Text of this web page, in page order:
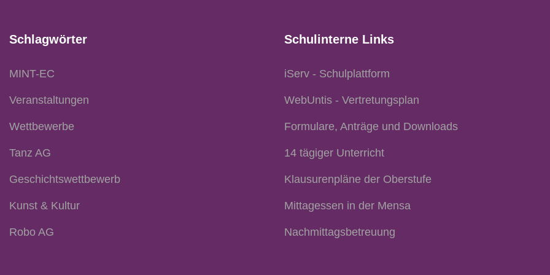
Schlagwörter
MINT-EC
Veranstaltungen
Wettbewerbe
Tanz AG
Geschichtswettbewerb
Kunst & Kultur
Robo AG
Schulinterne Links
iServ - Schulplattform
WebUntis - Vertretungsplan
Formulare, Anträge und Downloads
14 tägiger Unterricht
Klausurenpläne der Oberstufe
Mittagessen in der Mensa
Nachmittagsbetreuung